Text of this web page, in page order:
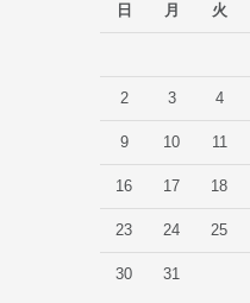
日
月 火
2 3 4
9 10 11
16 17 18
23 24 25
30 31